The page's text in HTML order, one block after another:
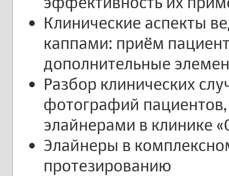
Клинические аспекты
каппами: приём
дополнительные
Разбор клинических
фотографий
элайнерами в клинике
Элайнеры в
протезированию